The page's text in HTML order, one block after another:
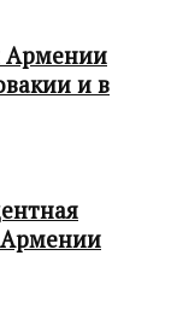
Армении
и в